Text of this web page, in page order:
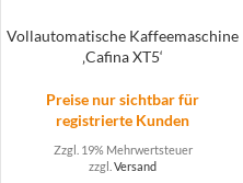
Vollautomatische Kaffeemaschine
‚Cafina XT5‘
Preise nur sichtbar für
registrierte Kunden
Zzgl. 19% Mehrwertsteuer
zzgl.Versand